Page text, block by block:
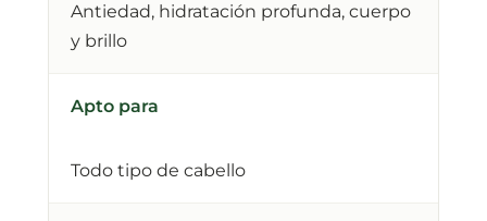
Antiedad, hidratación profunda, cuerpo
y brillo
Apto para
Todo tipo de cabello